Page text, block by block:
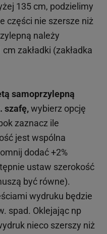
135 cm, podzielimy
części nie szersze niż
należy
zakładki (zakładka
samoprzylepną
szafę,wybierz opcję
zaznacz ile
jest wspólna
dodać +2%
ustaw szerokość
być równe).
wydruku będzie
spad. Oklejając np
nieco szerszy niż